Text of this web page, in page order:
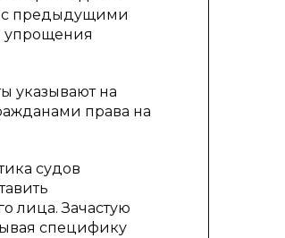
с предыдущими
упрощения
указывают на
права на
судов
лица. Зачастую
специфику